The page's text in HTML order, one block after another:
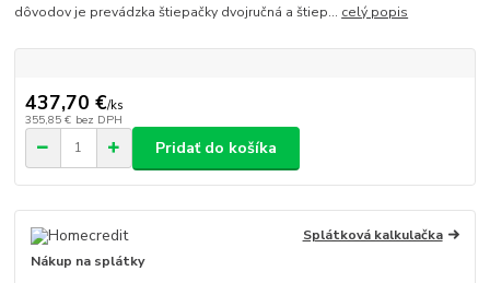
dôvodov je prevádzka štiepačky dvojručná a štiep... celý popis
437,70 €/ks
355,85 € bez DPH
Pridať do košíka
Splátková kalkulačka
Nákup na splátky